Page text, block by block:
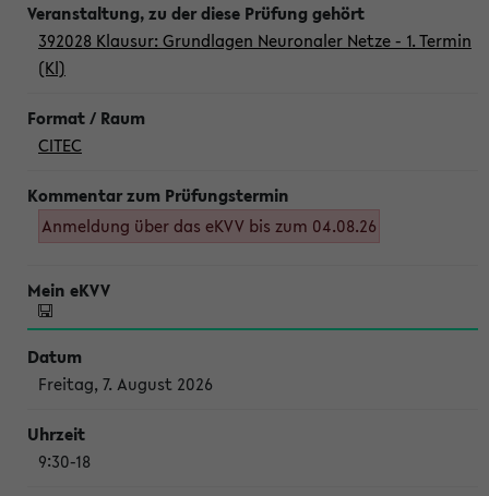
392028 Klausur: Grundlagen Neuronaler Netze - 1. Termin
(Kl)
CITEC
Anmeldung über das eKVV bis zum 04.08.26
Freitag, 7. August 2026
9:30-18